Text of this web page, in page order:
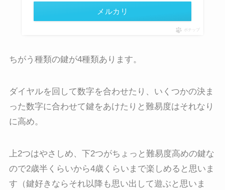
メルカリ
ポチップ
ちがう種類の鍵が4種類あります。
ダイヤルを回して数字を合わせたり、いくつかの決ま
った数字に合わせて鍵をあけたりと難易度はそれなり
に高め。
上2つはやさしめ、下2つがちょっと難易度高めの鍵な
ので2歳半くらいから4歳くらいまで楽しめると思いま
す（鍵好きならそれ以降も思い出して遊ぶと思いま